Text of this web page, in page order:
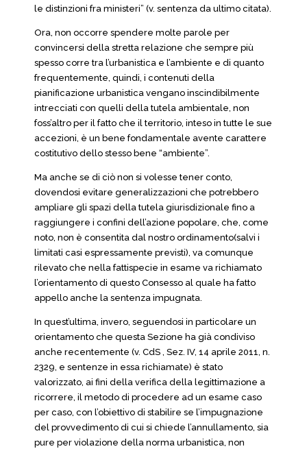
le distinzioni fra ministeri” (v. sentenza da ultimo citata).
Ora, non occorre spendere molte parole per
convincersi della stretta relazione che sempre più
spesso corre tra l’urbanistica e l’ambiente e di quanto
frequentemente, quindi, i contenuti della
pianificazione urbanistica vengano inscindibilmente
intrecciati con quelli della tutela ambientale, non
foss’altro per il fatto che il territorio, inteso in tutte le sue
accezioni, è un bene fondamentale avente carattere
costitutivo dello stesso bene “ambiente”.
Ma anche se di ciò non si volesse tener conto,
dovendosi evitare generalizzazioni che potrebbero
ampliare gli spazi della tutela giurisdizionale fino a
raggiungere i confini dell’azione popolare, che, come
noto, non è consentita dal nostro ordinamento(salvi i
limitati casi espressamente previsti), va comunque
rilevato che nella fattispecie in esame va richiamato
l’orientamento di questo Consesso al quale ha fatto
appello anche la sentenza impugnata.
In quest’ultima, invero, seguendosi in particolare un
orientamento che questa Sezione ha già condiviso
anche recentemente (v. CdS , Sez. IV, 14 aprile 2011, n.
2329, e sentenze in essa richiamate) è stato
valorizzato, ai fini della verifica della legittimazione a
ricorrere, il metodo di procedere ad un esame caso
per caso, con l’obiettivo di stabilire se l’impugnazione
del provvedimento di cui si chiede l’annullamento, sia
pure per violazione della norma urbanistica, non